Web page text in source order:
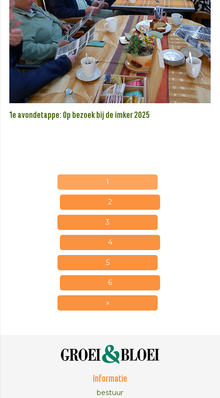
1e avondetappe: Op bezoek bij de imker 2025
1
2
3
4
5
6
»
Informatie
bestuur